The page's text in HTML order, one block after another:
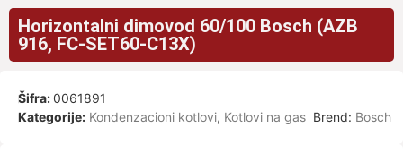
Horizontalni dimovod 60/100 Bosch (AZB
916, FC-SET60-C13X)
Šifra:0061891
Kategorije: Kondenzacioni kotlovi, Kotlovi na gas Brend: Bosch